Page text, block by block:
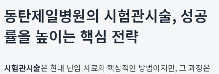
동탄제일병원의 시험관시술, 성공
률을 높이는 핵심 전략
시험관시술은 현대 난임 치료의 핵심적인 방법이지만, 그 과정은